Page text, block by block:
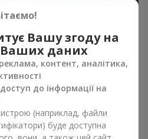
Рожева троянда (поштучно)
Замовити
Вашу згоду на
Ваших даних
контент, аналітика,
до інформації на
(наприклад, файли
буде доступна